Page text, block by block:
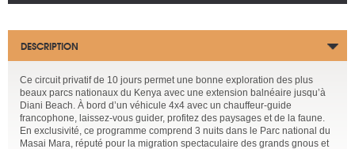
DESCRIPTION
Ce circuit privatif de 10 jours permet une bonne exploration des plus
beaux parcs nationaux du Kenya avec une extension balnéaire jusqu’à
Diani Beach. À bord d’un véhicule 4x4 avec un chauffeur-guide
francophone, laissez-vous guider, profitez des paysages et de la faune.
En exclusivité, ce programme comprend 3 nuits dans le Parc national du
Masai Mara, réputé pour la migration spectaculaire des grands gnous et